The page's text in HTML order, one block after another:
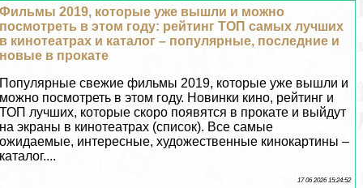
Фильмы 2019, которые уже вышли и можно
посмотреть в этом году: рейтинг ТОП самых лучших
в кинотеатрах и каталог – популярные, последние и
новые в прокате
Популярные свежие фильмы 2019, которые уже вышли и
можно посмотреть в этом году. Новинки кино, рейтинг и
ТОП лучших, которые скоро появятся в прокате и выйдут
на экраны в кинотеатрах (список). Все самые
ожидаемые, интересные, художественные кинокартины –
каталог....
17 06 2026 15:24:52